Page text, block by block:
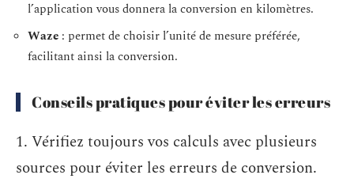
l’application vous donnera la conversion en kilomètres.
Waze : permet de choisir l’unité de mesure préférée,
facilitant ainsi la conversion.
Conseils pratiques pour éviter les erreurs
1. Vérifiez toujours vos calculs avec plusieurs
sources pour éviter les erreurs de conversion.